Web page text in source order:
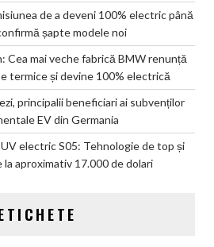
de a deveni 100% electric până
șapte modele noi
Cea mai veche fabrică BMW renunță
termice și devine 100% electrică
principalii beneficiari ai subvenților
EV din Germania
electric S05: Tehnologie de top și
la aproximativ 17.000 de dolari